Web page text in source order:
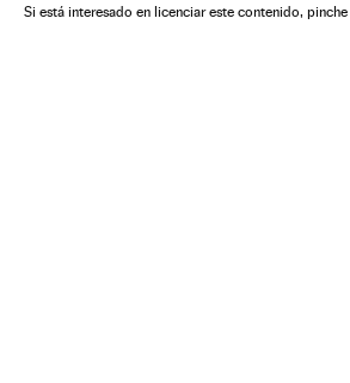
Si está interesado en licenciar este contenido, pinche